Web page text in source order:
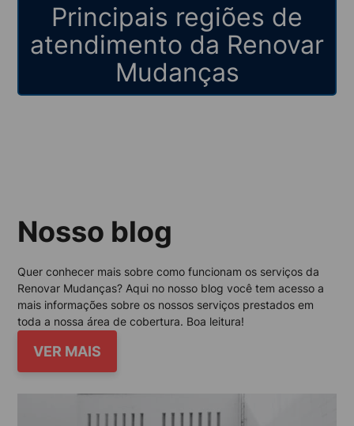
Principais regiões de
atendimento da Renovar
Mudanças
Nosso blog
Quer conhecer mais sobre como funcionam os serviços da
Renovar Mudanças? Aqui no nosso blog você tem acesso a
mais informações sobre os nossos serviços prestados em
toda a nossa área de cobertura. Boa leitura!
VER MAIS